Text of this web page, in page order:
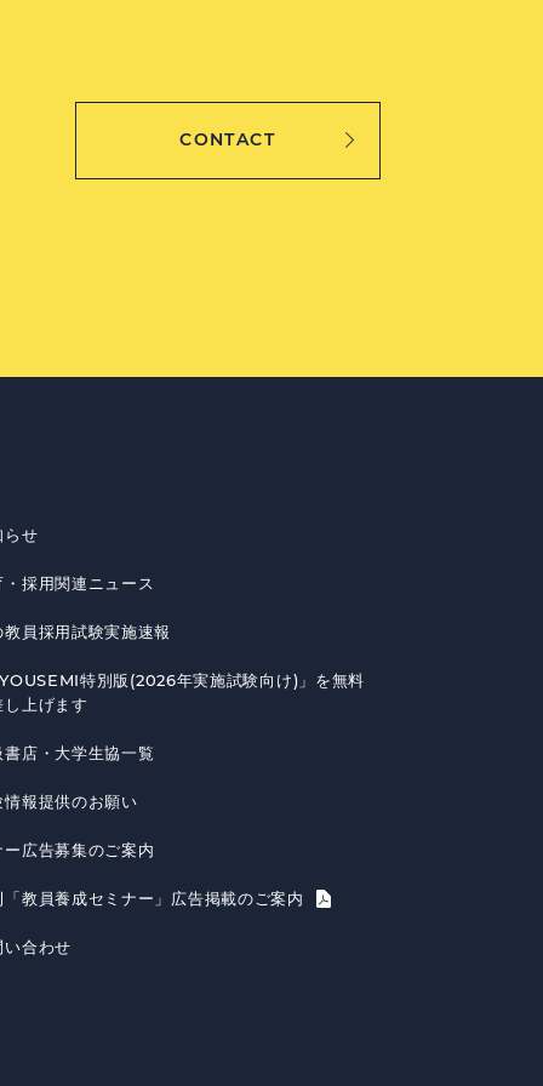
CONTACT
らせ
・採用関連ニュース
教員採用試験実施速報
特別版(2026年実施試験向け)」を無料
し上げます
書店・大学生協一覧
情報提供のお願い
ー広告募集のご案内
「教員養成セミナー」広告掲載のご案内
い合わせ